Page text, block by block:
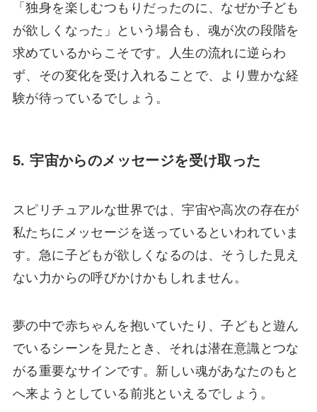
「独身を楽しむつもりだったのに、なぜか子ども
が欲しくなった」という場合も、魂が次の段階を
求めているからこそです。人生の流れに逆らわ
ず、その変化を受け入れることで、より豊かな経
験が待っているでしょう。
5. 宇宙からのメッセージを受け取った
スピリチュアルな世界では、宇宙や高次の存在が
私たちにメッセージを送っているといわれていま
す。急に子どもが欲しくなるのは、そうした見え
ない力からの呼びかけかもしれません。
夢の中で赤ちゃんを抱いていたり、子どもと遊ん
でいるシーンを見たとき、それは潜在意識とつな
がる重要なサインです。新しい魂があなたのもと
へ来ようとしている前兆といえるでしょう。